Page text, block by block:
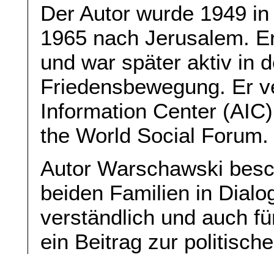
Der Autor wurde 1949
1965 nach Jerusalem.
und war später aktiv in
Friedensbewegung. Er
Information Center
the World Social Forum.
Autor Warschawski
beiden Familien in
verständlich und auch
ein Beitrag zur